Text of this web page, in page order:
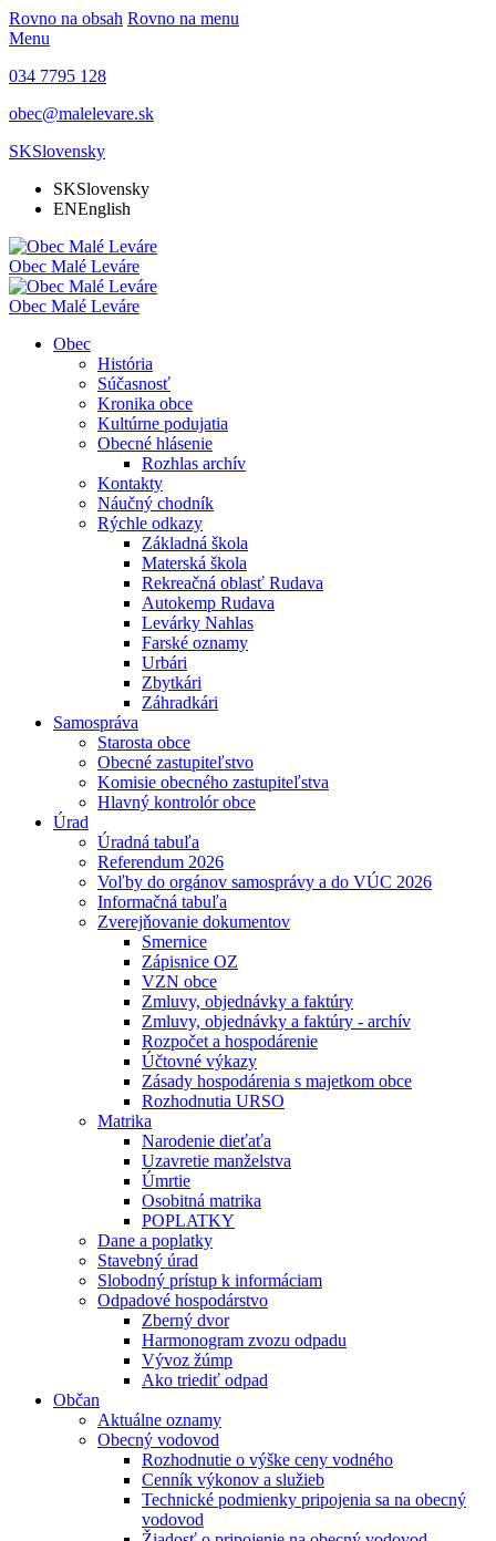
Rovno na obsah Rovno na menu
Menu
034 7795 128
obec@malelevare.sk
SKSlovensky
SKSlovensky
ENEnglish
Obec Malé Leváre
Obec Malé Leváre
Obec
História
Súčasnosť
Kronika obce
Kultúrne podujatia
Obecné hlásenie
Rozhlas archív
Kontakty
Náučný chodník
Rýchle odkazy
Základná škola
Materská škola
Rekreačná oblasť Rudava
Autokemp Rudava
Levárky Nahlas
Farské oznamy
Urbári
Zbytkári
Záhradkári
Samospráva
Starosta obce
Obecné zastupiteľstvo
Komisie obecného zastupiteľstva
Hlavný kontrolór obce
Úrad
Úradná tabuľa
Referendum 2026
Voľby do orgánov samosprávy a do VÚC 2026
Informačná tabuľa
Zverejňovanie dokumentov
Smernice
Zápisnice OZ
VZN obce
Zmluvy, objednávky a faktúry
Zmluvy, objednávky a faktúry - archív
Rozpočet a hospodárenie
Účtovné výkazy
Zásady hospodárenia s majetkom obce
Rozhodnutia URSO
Matrika
Narodenie dieťaťa
Uzavretie manželstva
Úmrtie
Osobitná matrika
POPLATKY
Dane a poplatky
Stavebný úrad
Slobodný prístup k informáciam
Odpadové hospodárstvo
Zberný dvor
Harmonogram zvozu odpadu
Vývoz žúmp
Ako triediť odpad
Občan
Aktuálne oznamy
Obecný vodovod
Rozhodnutie o výške ceny vodného
Cenník výkonov a služieb
Technické podmienky pripojenia sa na obecný
vodovod